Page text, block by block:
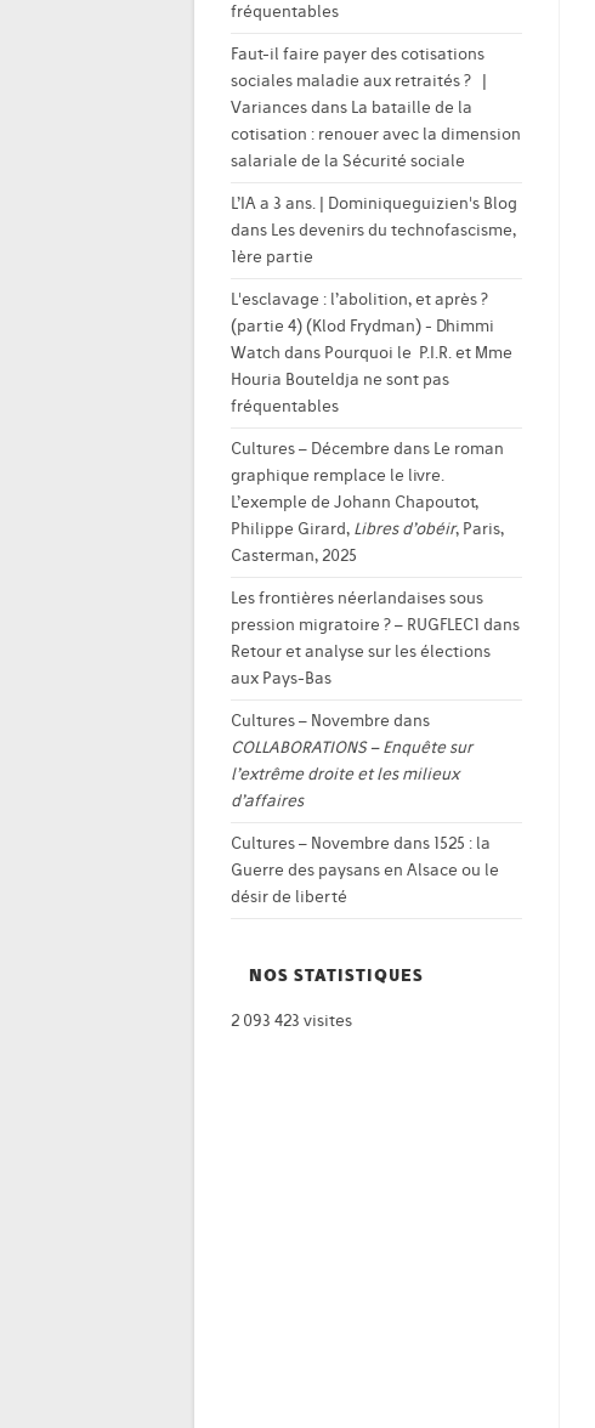
fréquentables
Faut-il faire payer des cotisations
sociales maladie aux retraités ? |
Variancesdans La bataille de la
cotisation : renouer avec la dimension
salariale de la Sécurité sociale
L’IA a 3 ans. | Dominiqueguizien's Blog
dans Les devenirs du technofascisme,
1ère partie
L'esclavage : l’abolition, et après ?
(partie 4) (Klod Frydman) - Dhimmi
Watch dans Pourquoi le P.I.R. et Mme
Houria Bouteldja ne sont pas
fréquentables
Cultures – Décembre dans Le roman
graphique remplace le livre.
L’exemple de Johann Chapoutot,
Philippe Girard, Libres d’obéir, Paris,
Casterman, 2025
Les frontières néerlandaises sous
pression migratoire ? – RUGFLEC1 dans
Retour et analyse sur les élections
aux Pays-Bas
Cultures – Novembre dans
COLLABORATIONS – Enquête sur
l’extrême droite et les milieux
d’affaires
Cultures – Novembre dans 1525 : la
Guerre des paysans en Alsace ou le
désir de liberté
NOS STATISTIQUES
2 093 423 visites